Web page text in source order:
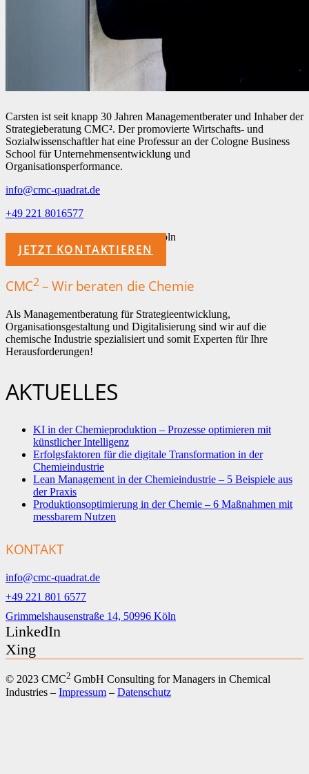
Carsten ist seit knapp 30 Jahren Managementberater und Inhaber der
Strategieberatung CMC². Der promovierte Wirtschafts- und
Sozialwissenschaftler hat eine Professur an der Cologne Business
School für Unternehmensentwicklung und
Organisationsperformance.
info@cmc-quadrat.de
+49 221 8016577
Grimmelshausenstraße 14, 50996 Köln
JETZT KONTAKTIEREN
CMC2– Wir beraten die Chemie
Als Managementberatung für Strategieentwicklung,
Organisationsgestaltung und Digitalisierung sind wir auf die
chemische Industrie spezialisiert und somit Experten für Ihre
Herausforderungen!
AKTUELLES
KI in der Chemieproduktion – Prozesse optimieren mit
künstlicher Intelligenz
Erfolgsfaktoren für die digitale Transformation in der
Chemieindustrie
Lean Management in der Chemieindustrie – 5 Beispiele aus
der Praxis
Produktionsoptimierung in der Chemie – 6 Maßnahmen mit
messbarem Nutzen
KONTAKT
info@cmc-quadrat.de
+49 221 801 6577
Grimmelshausenstraße 14, 50996 Köln
LinkedIn
Xing
© 2023 CMC2 GmbH Consulting for Managers in Chemical
Industries – Impressum – Datenschutz